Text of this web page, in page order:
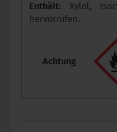
Enthält: Xylol,
hervorrufen.
Achtung